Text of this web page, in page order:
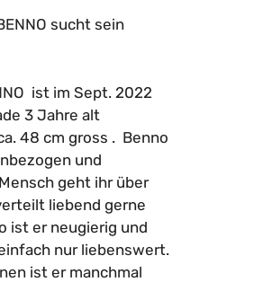
sucht sein
ist im Sept. 2022
3 Jahre alt
48 cm gross . Benno
und
geht ihr über
liebend gerne
ist er neugierig und
nur liebenswert.
ist er manchmal